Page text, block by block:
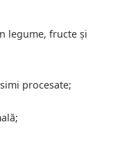
legume, fructe și
procesate;